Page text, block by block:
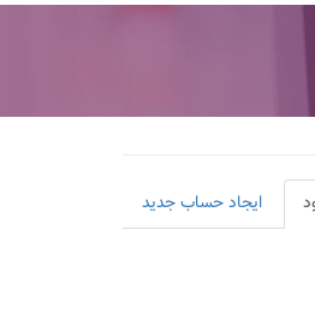
ایجاد حساب جدید
فعال)